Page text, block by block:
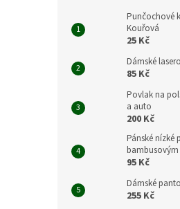
Punčochové
Kouřová
25 Kč
Dámské
85 Kč
Povlak na
a auto
200 Kč
Pánské nízké
bambusovým
95 Kč
Dámské
255 Kč